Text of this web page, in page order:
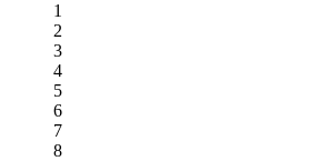
1
2
3
4
5
6
7
8